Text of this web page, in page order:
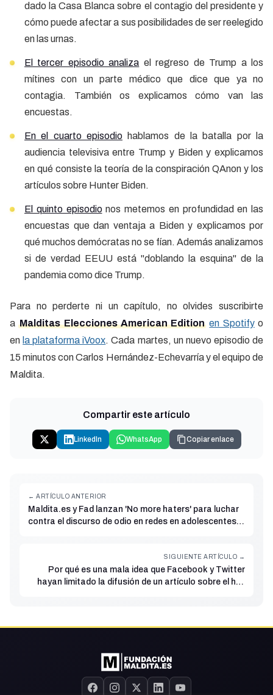
dado la Casa Blanca sobre el contagio del presidente y
cómo puede afectar a sus posibilidades de ser reelegido
en las urnas.
El tercer episodio analiza el regreso de Trump a los
mítines con un parte médico que dice que ya no
contagia. También os explicamos cómo van las
encuestas.
En el cuarto episodio hablamos de la batalla por la
audiencia televisiva entre Trump y Biden y explicamos
en qué consiste la teoría de la conspiración QAnon y los
artículos sobre Hunter Biden.
El quinto episodionos metemos en profundidad en las
encuestas que dan ventaja a Biden y explicamos por
qué muchos demócratas no se fían. Además analizamos
si de verdad EEUU está "doblando la esquina" de la
pandemia como dice Trump.
Para no perderte ni un capítulo, no olvides suscribirte
aMalditas Elecciones American Edition en Spotifyo
en la plataforma iVoox. Cada martes, un nuevo episodio de
15 minutos con Carlos Hernández-Echevarría y el equipo de
Maldita.
Compartir este artículo
LinkedIn WhatsApp Copiar enlace
← ARTÍCULO ANTERIOR
Maldita.es y Fad lanzan 'No more haters' para luchar
contra el discurso de odio en redes en adolescentes y
SIGUIENTE ARTÍCULO →
Por qué es una mala idea que Facebook y Twitter
hayan limitado la difusión de un artículo sobre el hijo